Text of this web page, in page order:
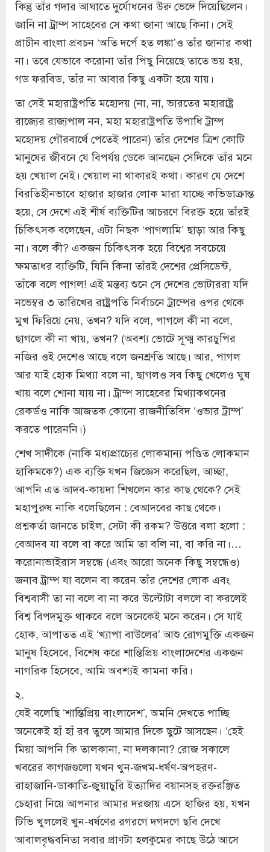
কিন্তু তাঁর গদার আঘাতে দুর্যোধনের উরু ভেঙ্গে দিয়েছিলেন।
জানি না ট্রাম্প সাহেবের সে কথা জানা আছে কিনা। সেই
প্রাচীন বাংলা প্রবচন ‘অতি দর্পে হত লঙ্কা’ও তাঁর জানার কথা
না। তবে যেভাবে করোনা তাঁর পিছু নিয়েছে তাতে ভয় হয়,
গড ফরবিড, তাঁর না আবার কিছু একটা হয়ে যায়।
তা সেই মহারাষ্ট্রপতি মহোদয় (না, না, ভারতের মহারাষ্ট্র
রাজ্যের রাজ্যপাল নন, মহা মহারাষ্ট্রপতি উপাধি ট্রাম্প
মহোদয় গৌরবার্থে পেতেই পারেন) তাঁর দেশের ত্রিশ কোটি
মানুষের জীবনে যে বিপর্যয় ডেকে আনছেন সেদিকে তাঁর মনে
হয় খেয়াল নেই। খেয়াল না থাকারই কথা। কারণ যে দেশে
বিরতিহীনভাবে হাজার হাজার লোক মারা যাচ্ছে কভিডাক্রান্ত
হয়ে, সে দেশে এই শীর্ষ ব্যক্তিটির আচরণে বিরক্ত হয়ে তাঁরই
চিকিৎসক বলেছেন, এটা নিছক ‘পাগলামি’ ছাড়া আর কিছু
না। বলে কী? একজন চিকিৎসক হয়ে বিশ্বের সবচেয়ে
ক্ষমতাধর ব্যক্তিটি, যিনি কিনা তাঁরই দেশের প্রেসিডেন্ট,
তাঁকে বলে পাগল! এই মন্তব্য শুনে সে দেশের ভোটাররা যদি
নভেম্বর ৩ তারিখের রাষ্ট্রপতি নির্বাচনে ট্রাম্পের ওপর থেকে
মুখ ফিরিয়ে নেয়, তখন? যদি বলে, পাগলে কী না বলে,
ছাগলে কী না খায়, তখন? (অবশ্য ভোটে সূক্ষ্ম কারচুপির
নজির ওই দেশেও আছে বলে জনশ্রুতি আছে। আর, পাগল
আর যাই হোক মিথ্যা বলে না, ছাগলও সব কিছু খেলেও ঘুষ
খায় বলে শোনা যায় না। ট্রাম্প সাহেবের মিথ্যাকথনের
রেকর্ডও নাকি আজতক কোনো রাজনীতিবিদ ‘ওভার ট্রাম্প’
করতে পারেননি।)
শেখ সাদীকে (নাকি মধ্যপ্রাচ্যের লোকমান্য পণ্ডিত লোকমান
হাকিমকে?) এক ব্যক্তি যখন জিজ্ঞেস করেছিল, আচ্ছা,
আপনি এত আদব-কায়দা শিখলেন কার কাছ থেকে? সেই
মহাপুরুষ নাকি বলেছিলেন : বেআদবের কাছ থেকে।
প্রশ্নকর্তা জানতে চাইল, সেটা কী রকম? উত্তরে বলা হলো :
বেআদব যা বলে বা করে আমি তা বলি না, বা করি না।…
করোনাভাইরাস সম্বন্ধে (এবং আরো অনেক কিছু সম্বন্ধেও)
জনাব ট্রাম্প যা বলেন বা করেন তাঁর দেশের লোক এবং
বিশ্ববাসী তা না বলে বা না করে উল্টোটা বললে বা করলেই
বিশ্ব বিপদমুক্ত থাকবে বলে অনেকেই মনে করেন। সে যাই
হোক, আপাতত এই ‘খ্যাপা বাউলের’ আশু রোগমুক্তি একজন
মানুষ হিসেবে, বিশেষ করে শান্তিপ্রিয় বাংলাদেশের একজন
নাগরিক হিসেবে, আমি অবশ্যই কামনা করি।
২.
যেই বলেছি ‘শান্তিপ্রিয় বাংলাদেশ’, অমনি দেখতে পাচ্ছি
অনেকেই হাঁ হাঁ রব তুলে আমার দিকে ছুটে আসছেন। ‘হেই
মিয়া আপনি কি তালকানা, না দলকানা? রোজ সকালে
খবরের কাগজগুলো যখন খুন-জখম-ধর্ষণ-অপহরণ-
রাহাজানি-ডাকাতি-জুয়াচুরি ইত্যাদির বয়ানসহ রক্তরঞ্জিত
চেহারা নিয়ে আপনার আমার দরজায় এসে হাজির হয়, যখন
টিভি খুললেই খুন-ধর্ষণের রগরগে দগদগে ছবি দেখে
আবালবৃদ্ধবনিতা সবার প্রাণটা হলকুমের কাছে উঠে আসে